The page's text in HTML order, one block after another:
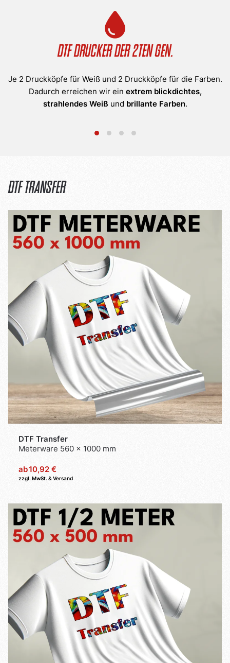
DTF Drucker der 2ten Gen.
Je 2 Druckköpfe für Weiß und 2 Druckköpfe für die Farben.
Dadurch erreichen wir ein extrem blickdichtes,
strahlendes Weiß und brillante Farben.
DTF Transfer
DTF Transfer
Meterware 560 x 1000 mm
ab10,92 €
zzgl. MwSt. & Versand